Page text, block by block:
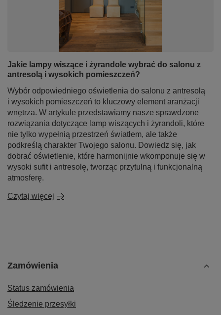
Jakie lampy wiszące i żyrandole wybrać do salonu z
antresolą i wysokich pomieszczeń?
Wybór odpowiedniego oświetlenia do salonu z antresolą
i wysokich pomieszczeń to kluczowy element aranżacji
wnętrza. W artykule przedstawiamy nasze sprawdzone
rozwiązania dotyczące lamp wiszących i żyrandoli, które
nie tylko wypełnią przestrzeń światłem, ale także
podkreślą charakter Twojego salonu. Dowiedz się, jak
dobrać oświetlenie, które harmonijnie wkomponuje się w
wysoki sufit i antresolę, tworząc przytulną i funkcjonalną
atmosferę.
Czytaj więcej
Zamówienia
Status zamówienia
Śledzenie przesyłki